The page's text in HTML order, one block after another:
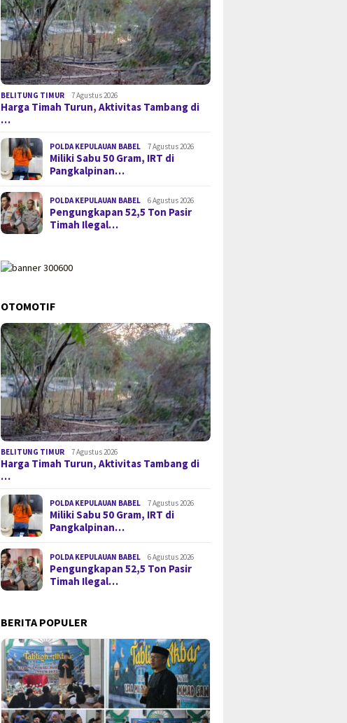
BELITUNG TIMUR 7 Agustus 2026
Harga Timah Turun, Aktivitas Tambang di
…
POLDA KEPULAUAN BABEL 7 Agustus 2026
Miliki Sabu 50 Gram, IRT di
Pangkalpinan…
POLDA KEPULAUAN BABEL 6 Agustus 2026
Pengungkapan 52,5 Ton Pasir
Timah Ilegal…
OTOMOTIF
BELITUNG TIMUR 7 Agustus 2026
Harga Timah Turun, Aktivitas Tambang di
…
POLDA KEPULAUAN BABEL 7 Agustus 2026
Miliki Sabu 50 Gram, IRT di
Pangkalpinan…
POLDA KEPULAUAN BABEL 6 Agustus 2026
Pengungkapan 52,5 Ton Pasir
Timah Ilegal…
BERITA POPULER